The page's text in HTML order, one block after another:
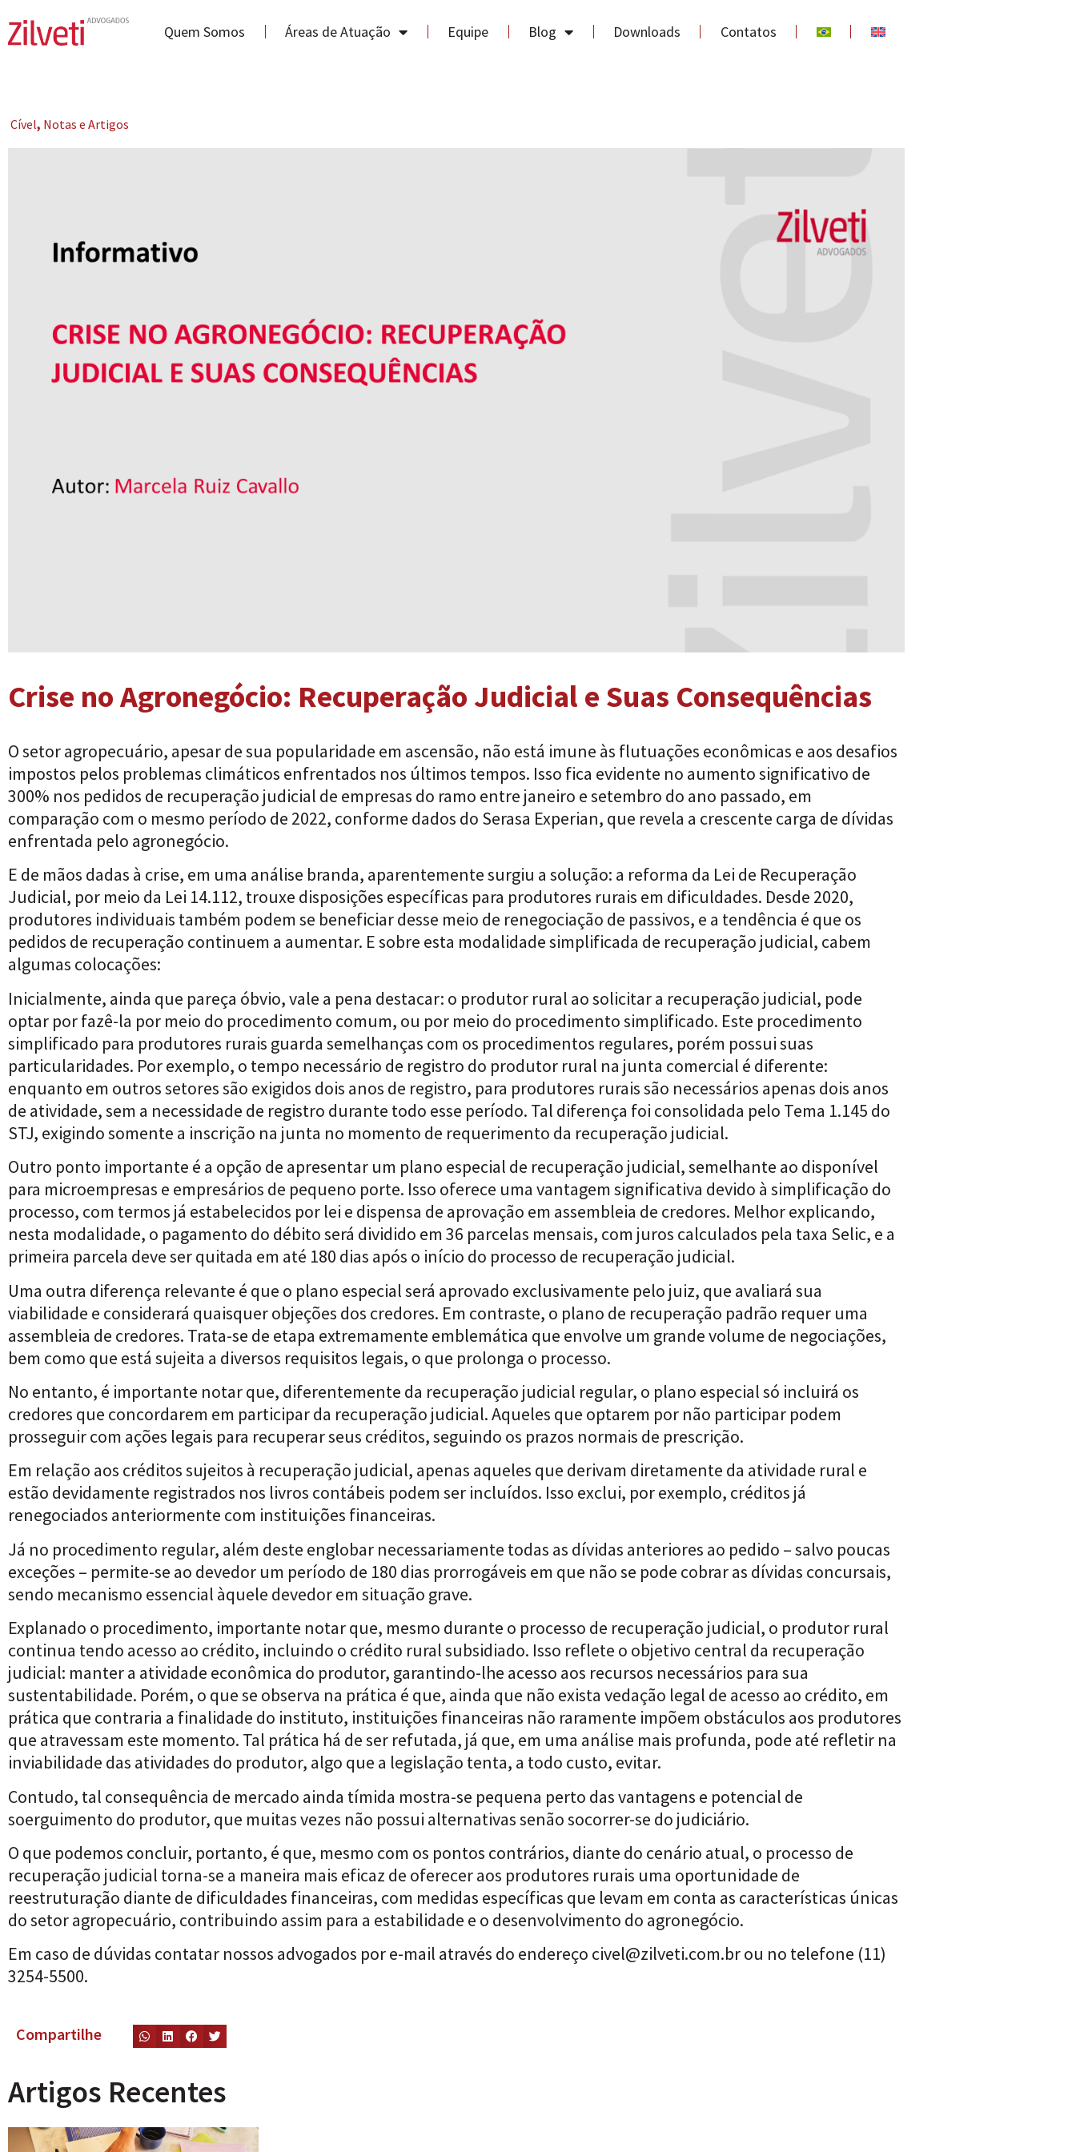
Quem Somos Áreas de Atuação Equipe Blog Downloads Contatos
Cível, Notas e Artigos
Crise no Agronegócio: Recuperação Judicial e Suas Consequências
O setor agropecuário, apesar de sua popularidade em ascensão, não está imune às flutuações econômicas e aos desafios
impostos pelos problemas climáticos enfrentados nos últimos tempos. Isso fica evidente no aumento significativo de
300% nos pedidos de recuperação judicial de empresas do ramo entre janeiro e setembro do ano passado, em
comparação com o mesmo período de 2022, conforme dados do Serasa Experian, que revela a crescente carga de dívidas
enfrentada pelo agronegócio.
E de mãos dadas à crise, em uma análise branda, aparentemente surgiu a solução: a reforma da Lei de Recuperação
Judicial, por meio da Lei 14.112, trouxe disposições específicas para produtores rurais em dificuldades. Desde 2020,
produtores individuais também podem se beneficiar desse meio de renegociação de passivos, e a tendência é que os
pedidos de recuperação continuem a aumentar. E sobre esta modalidade simplificada de recuperação judicial, cabem
algumas colocações:
Inicialmente, ainda que pareça óbvio, vale a pena destacar: o produtor rural ao solicitar a recuperação judicial, pode
optar por fazê-la por meio do procedimento comum, ou por meio do procedimento simplificado. Este procedimento
simplificado para produtores rurais guarda semelhanças com os procedimentos regulares, porém possui suas
particularidades. Por exemplo, o tempo necessário de registro do produtor rural na junta comercial é diferente:
enquanto em outros setores são exigidos dois anos de registro, para produtores rurais são necessários apenas dois anos
de atividade, sem a necessidade de registro durante todo esse período. Tal diferença foi consolidada pelo Tema 1.145 do
STJ, exigindo somente a inscrição na junta no momento de requerimento da recuperação judicial.
Outro ponto importante é a opção de apresentar um plano especial de recuperação judicial, semelhante ao disponível
para microempresas e empresários de pequeno porte. Isso oferece uma vantagem significativa devido à simplificação do
processo, com termos já estabelecidos por lei e dispensa de aprovação em assembleia de credores. Melhor explicando,
nesta modalidade, o pagamento do débito será dividido em 36 parcelas mensais, com juros calculados pela taxa Selic, e a
primeira parcela deve ser quitada em até 180 dias após o início do processo de recuperação judicial.
Uma outra diferença relevante é que o plano especial será aprovado exclusivamente pelo juiz, que avaliará sua
viabilidade e considerará quaisquer objeções dos credores. Em contraste, o plano de recuperação padrão requer uma
assembleia de credores. Trata-se de etapa extremamente emblemática que envolve um grande volume de negociações,
bem como que está sujeita a diversos requisitos legais, o que prolonga o processo.
No entanto, é importante notar que, diferentemente da recuperação judicial regular, o plano especial só incluirá os
credores que concordarem em participar da recuperação judicial. Aqueles que optarem por não participar podem
prosseguir com ações legais para recuperar seus créditos, seguindo os prazos normais de prescrição.
Em relação aos créditos sujeitos à recuperação judicial, apenas aqueles que derivam diretamente da atividade rural e
estão devidamente registrados nos livros contábeis podem ser incluídos. Isso exclui, por exemplo, créditos já
renegociados anteriormente com instituições financeiras.
Já no procedimento regular, além deste englobar necessariamente todas as dívidas anteriores ao pedido – salvo poucas
exceções – permite-se ao devedor um período de 180 dias prorrogáveis em que não se pode cobrar as dívidas concursais,
sendo mecanismo essencial àquele devedor em situação grave.
Explanado o procedimento, importante notar que, mesmo durante o processo de recuperação judicial, o produtor rural
continua tendo acesso ao crédito, incluindo o crédito rural subsidiado. Isso reflete o objetivo central da recuperação
judicial: manter a atividade econômica do produtor, garantindo-lhe acesso aos recursos necessários para sua
sustentabilidade. Porém, o que se observa na prática é que, ainda que não exista vedação legal de acesso ao crédito, em
prática que contraria a finalidade do instituto, instituições financeiras não raramente impõem obstáculos aos produtores
que atravessam este momento. Tal prática há de ser refutada, já que, em uma análise mais profunda, pode até refletir na
inviabilidade das atividades do produtor, algo que a legislação tenta, a todo custo, evitar.
Contudo, tal consequência de mercado ainda tímida mostra-se pequena perto das vantagens e potencial de
soerguimento do produtor, que muitas vezes não possui alternativas senão socorrer-se do judiciário.
O que podemos concluir, portanto, é que, mesmo com os pontos contrários, diante do cenário atual, o processo de
recuperação judicial torna-se a maneira mais eficaz de oferecer aos produtores rurais uma oportunidade de
reestruturação diante de dificuldades financeiras, com medidas específicas que levam em conta as características únicas
do setor agropecuário, contribuindo assim para a estabilidade e o desenvolvimento do agronegócio.
Em caso de dúvidas contatar nossos advogados por e-mail através do endereço civel@zilveti.com.brou no telefone (11)
3254-5500.
Compartilhe
Artigos Recentes